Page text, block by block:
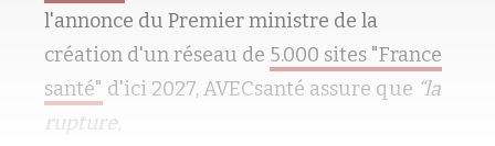
l'annonce du Premier ministre de la
création d'un réseau de 5.000 sites "France
santé" d'ici 2027, AVECsanté assure que “la
rupture,